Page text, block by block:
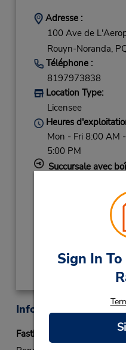
Sign In
Adresse :
100 Ave de
Rouyn-Noranda,
Téléphone :
8197973838
Location Type:
Licensee
Heures
Mon - Fri 8:00 AM
5:00 PM
Succursale avec
trouve dans le
de marche du
Informations sur la
Fastbreak Service